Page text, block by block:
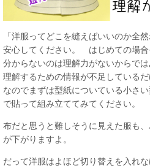
「洋服ってどこを縫えばいいのか全然
安心してください。 はじめての場合
分からないのは理解力がないからでは
理解するための情報が不足しているだ
なのでまずは型紙についている小さ
で貼って組み立ててみてください。
布だと思うと難しそうに見えた服も
が下がりますよ。
だって洋服はよほど切り替えを入れ